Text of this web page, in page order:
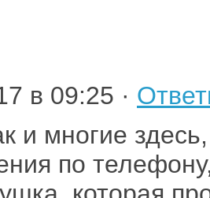
в 09:25 ·
и многие
по